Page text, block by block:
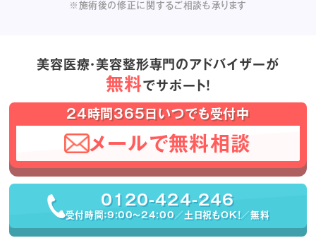
※施術後の修正に関するご相談も承ります
美容医療・美容整形専門のアドバイザーが
無料でサポート！
24時間365日いつでも受付中
メールで無料相談
0120-424-246
受付時間：9:00〜24:00／土日祝もOK！／無料